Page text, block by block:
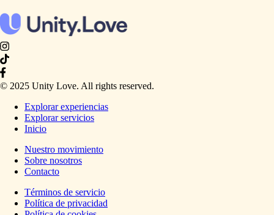
© 2025 Unity Love. All rights reserved.
Explorar experiencias
Explorar servicios
Inicio
Nuestro movimiento
Sobre nosotros
Contacto
Términos de servicio
Política de privacidad